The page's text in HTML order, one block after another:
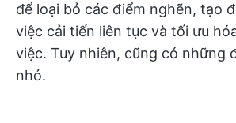
để loại bỏ các điểm nghẽn, tạo
việc cải tiến liên tục và tối ưu
việc. Tuy nhiên, cũng có những
nhỏ.